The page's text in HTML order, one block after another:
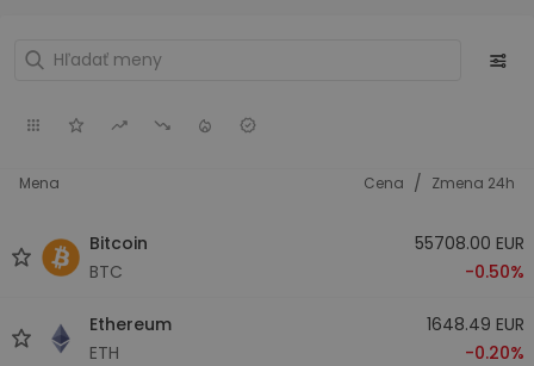
Mena Cena / Zmena 24h
Bitcoin
BTC
55708.00 EUR
-0.50%
Ethereum
ETH
1648.49 EUR
-0.20%